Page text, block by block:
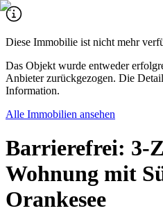
Diese Immobilie ist nicht mehr
Das Objekt wurde entweder
Anbieter zurückgezogen. Die
Information.
Alle Immobilien ansehen
Barrierefrei: 3-
Wohnung mit
Orankesee